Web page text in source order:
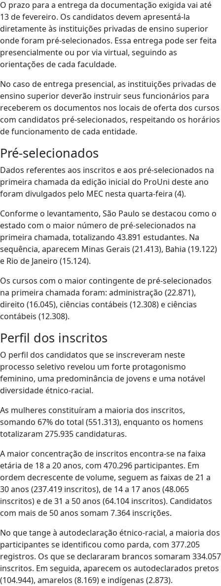
O prazo para a entrega da documentação exigida vai até
13 de fevereiro. Os candidatos devem apresentá-la
diretamente às instituições privadas de ensino superior
onde foram pré-selecionados. Essa entrega pode ser feita
presencialmente ou por via virtual, seguindo as
orientações de cada faculdade.
No caso de entrega presencial, as instituições privadas de
ensino superior deverão instruir seus funcionários para
receberem os documentos nos locais de oferta dos cursos
com candidatos pré-selecionados, respeitando os horários
de funcionamento de cada entidade.
Pré-selecionados
Dados referentes aos inscritos e aos pré-selecionados na
primeira chamada da edição inicial do ProUni deste ano
foram divulgados pelo MEC nesta quarta-feira (4).
Conforme o levantamento, São Paulo se destacou como o
estado com o maior número de pré-selecionados na
primeira chamada, totalizando 43.891 estudantes. Na
sequência, aparecem Minas Gerais (21.413), Bahia (19.122)
e Rio de Janeiro (15.124).
Os cursos com o maior contingente de pré-selecionados
na primeira chamada foram: administração (22.871),
direito (16.045), ciências contábeis (12.308) e ciências
contábeis (12.308).
Perfil dos inscritos
O perfil dos candidatos que se inscreveram neste
processo seletivo revelou um forte protagonismo
feminino, uma predominância de jovens e uma notável
diversidade étnico-racial.
As mulheres constituíram a maioria dos inscritos,
somando 67% do total (551.313), enquanto os homens
totalizaram 275.935 candidaturas.
A maior concentração de inscritos encontra-se na faixa
etária de 18 a 20 anos, com 470.296 participantes. Em
ordem decrescente de volume, seguem as faixas de 21 a
30 anos (237.419 inscritos), de 14 a 17 anos (48.065
inscritos) e de 31 a 50 anos (64.104 inscritos). Candidatos
com mais de 50 anos somam 7.364 inscrições.
No que tange à autodeclaração étnico-racial, a maioria dos
participantes se identificou como parda, com 377.205
registros. Os que se declararam brancos somaram 334.057
inscritos. Em seguida, aparecem os autodeclarados pretos
(104.944), amarelos (8.169) e indígenas (2.873).